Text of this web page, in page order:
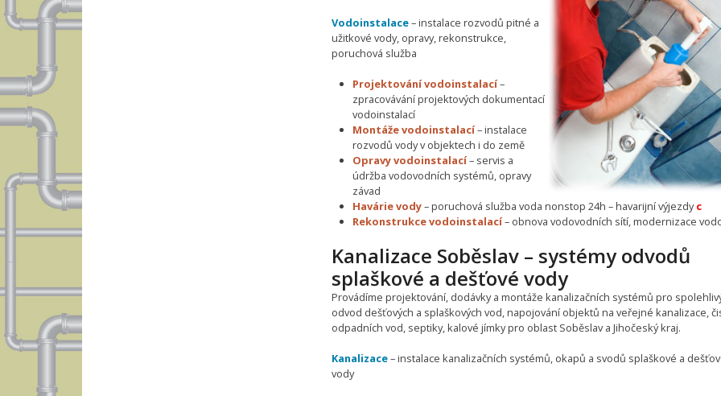
Vodoinstalace– instalace rozvodů pitné a
užitkové vody, opravy, rekonstrukce,
poruchová služba
Projektování vodoinstalací–
zpracovávání projektových dokumentací
vodoinstalací
Montáže vodoinstalací– instalace
rozvodů vody v objektech i do země
Opravy vodoinstalací– servis a
údržba vodovodních systémů, opravy
závad
Havárie vody– poruchová služba voda nonstop 24h – havarijní výjezdyc
Rekonstrukce vodoinstalací– obnova vodovodních sítí, modernizace
Kanalizace Soběslav – systémy odvodů
splaškové a dešťové vody
Provádíme projektování, dodávky a montáže kanalizačních systémů pro
odvod dešťových a splaškových vod, napojování objektů na veřejné kanalizace,
odpadních vod, septiky, kalové jímky pro oblast Soběslav a Jihočeský kraj.
Kanalizace– instalace kanalizačních systémů, okapů a svodů splaškové a
vody